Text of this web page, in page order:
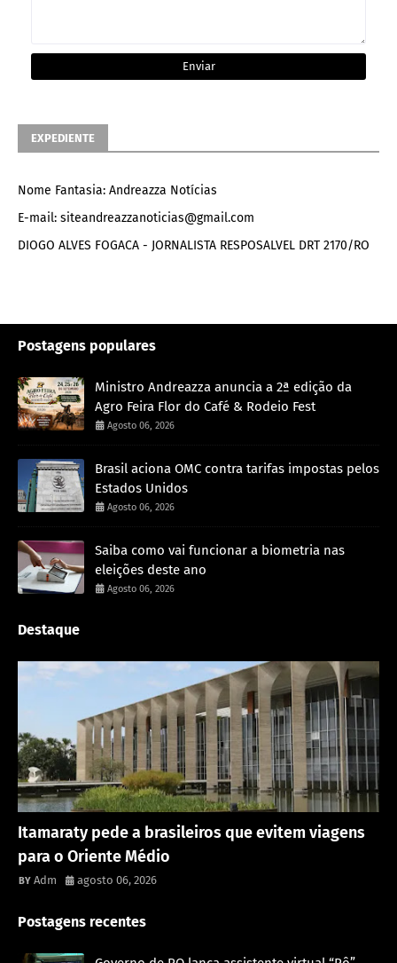
EXPEDIENTE
Nome Fantasia: Andreazza Notícias
E-mail: siteandreazzanoticias@gmail.com
DIOGO ALVES FOGACA - JORNALISTA RESPOSALVEL DRT 2170/RO
Postagens populares
Ministro Andreazza anuncia a 2ª edição da
Agro Feira Flor do Café & Rodeio Fest
Agosto 06, 2026
Brasil aciona OMC contra tarifas impostas pelos
Estados Unidos
Agosto 06, 2026
Saiba como vai funcionar a biometria nas
eleições deste ano
Agosto 06, 2026
Destaque
Itamaraty pede a brasileiros que evitem viagens
para o Oriente Médio
Adm agosto 06, 2026
Postagens recentes